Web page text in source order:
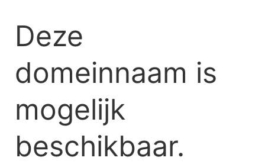
contentDeze
domeinnaam is
mogelijk
beschikbaar.